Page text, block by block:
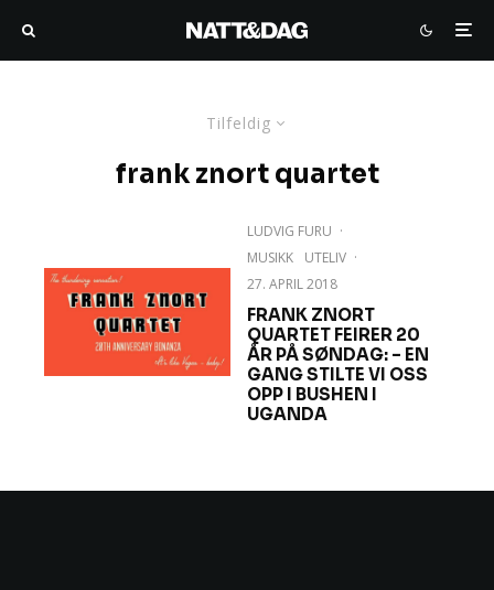
Tilfeldig
frank znort quartet
LUDVIG FURU ·
MUSIKK
UTELIV ·
27. APRIL 2018
FRANK ZNORT
QUARTET FEIRER 20
ÅR PÅ SØNDAG: – EN
GANG STILTE VI OSS
OPP I BUSHEN I
UGANDA